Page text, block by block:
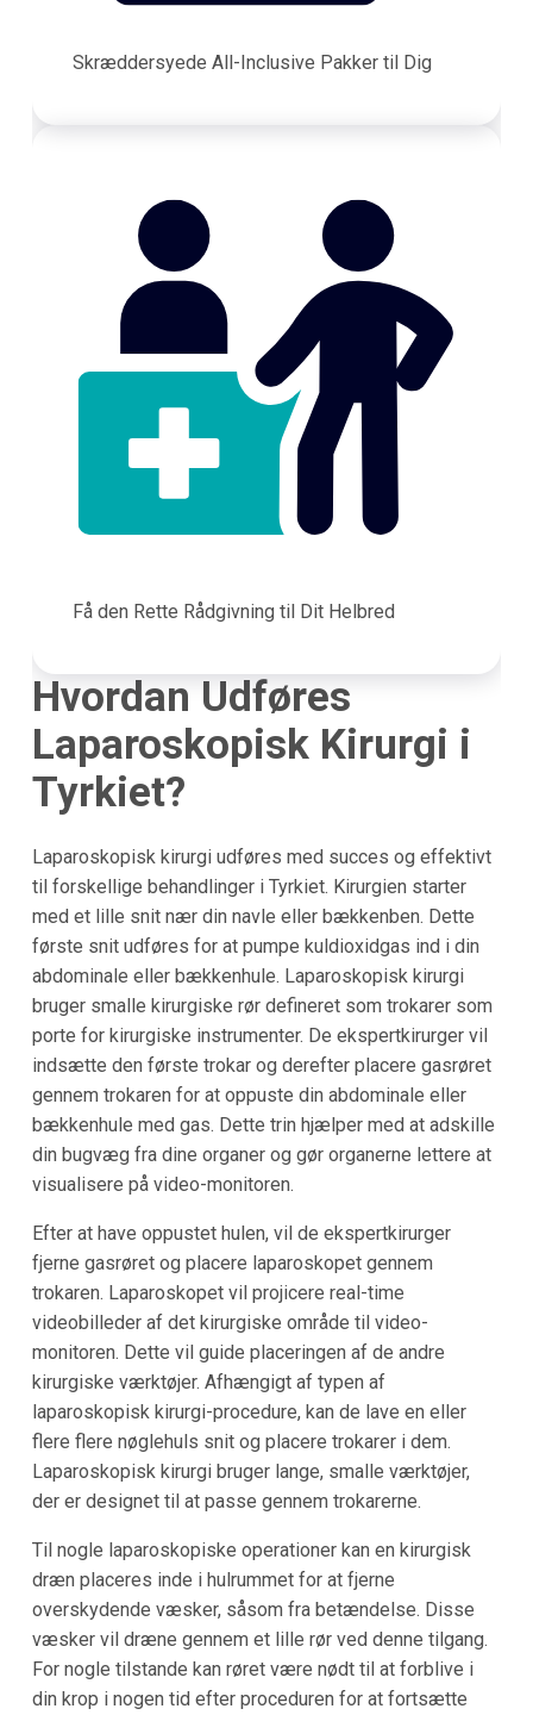
Skræddersyede All-Inclusive Pakker til Dig
Få den Rette Rådgivning til Dit Helbred
Hvordan Udføres
Laparoskopisk Kirurgi i
Tyrkiet?
Laparoskopisk kirurgi udføres med succes og effektivt
til forskellige behandlinger i Tyrkiet. Kirurgien starter
med et lille snit nær din navle eller bækkenben. Dette
første snit udføres for at pumpe kuldioxidgas ind i din
abdominale eller bækkenhule. Laparoskopisk kirurgi
bruger smalle kirurgiske rør defineret som trokarer som
porte for kirurgiske instrumenter. De ekspertkirurger vil
indsætte den første trokar og derefter placere gasrøret
gennem trokaren for at oppuste din abdominale eller
bækkenhule med gas. Dette trin hjælper med at adskille
din bugvæg fra dine organer og gør organerne lettere at
visualisere på video-monitoren.
Efter at have oppustet hulen, vil de ekspertkirurger
fjerne gasrøret og placere laparoskopet gennem
trokaren. Laparoskopet vil projicere real-time
videobilleder af det kirurgiske område til video-
monitoren. Dette vil guide placeringen af de andre
kirurgiske værktøjer. Afhængigt af typen af
laparoskopisk kirurgi-procedure, kan de lave en eller
flere flere nøglehuls snit og placere trokarer i dem.
Laparoskopisk kirurgi bruger lange, smalle værktøjer,
der er designet til at passe gennem trokarerne.
Til nogle laparoskopiske operationer kan en kirurgisk
dræn placeres inde i hulrummet for at fjerne
overskydende væsker, såsom fra betændelse. Disse
væsker vil dræne gennem et lille rør ved denne tilgang.
For nogle tilstande kan røret være nødt til at forblive i
din krop i nogen tid efter proceduren for at fortsætte